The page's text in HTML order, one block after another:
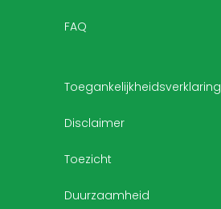
FAQ
Toegankelijkheidsverklaring
Disclaimer
Toezicht
Duurzaamheid